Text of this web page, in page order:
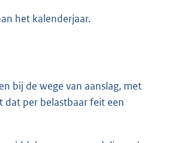
het kalenderjaar.
bij de wege van aanslag, met
dat per belastbaar feit een